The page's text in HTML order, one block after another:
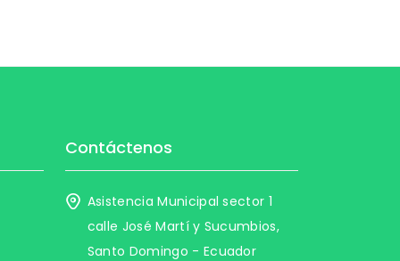
Contáctenos
Asistencia Municipal sector 1
calle José Martí y Sucumbios,
Santo Domingo - Ecuador